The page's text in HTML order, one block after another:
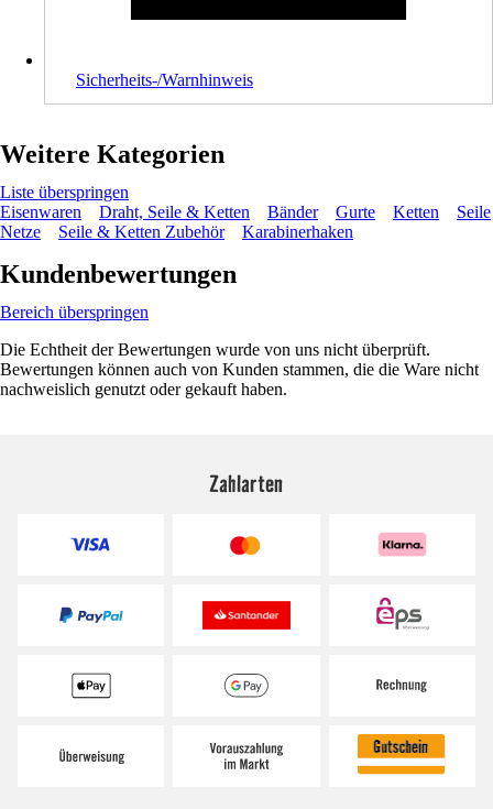
Sicherheits-/Warnhinweis
Weitere Kategorien
Liste überspringen
Eisenwaren
Draht, Seile & Ketten Bänder Gurte Ketten
Seile
Netze
Seile & Ketten Zubehör Karabinerhaken
Kundenbewertungen
Bereich überspringen
Die Echtheit der Bewertungen wurde von uns nicht überprüft.
Bewertungen können auch von Kunden stammen, die die Ware nicht
nachweislich genutzt oder gekauft haben.
Zahlarten